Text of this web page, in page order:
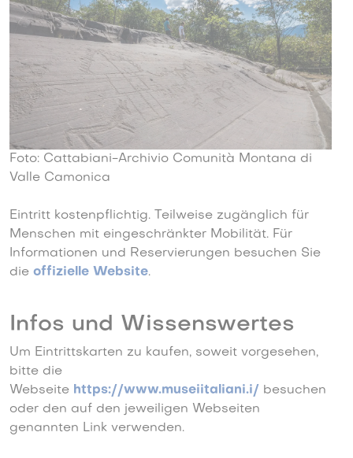
Foto: Cattabiani-Archivio Comunità Montana di
Valle Camonica
Eintritt kostenpflichtig. Teilweise zugänglich für
Menschen mit eingeschränkter Mobilität. Für
Informationen und Reservierungen besuchen Sie
die offizielle Website.
Infos und Wissenswertes
Um Eintrittskarten zu kaufen, soweit vorgesehen,
bitte die
Webseite https://www.museiitaliani.i/ besuchen
oder den auf den jeweiligen Webseiten
genannten Link verwenden.